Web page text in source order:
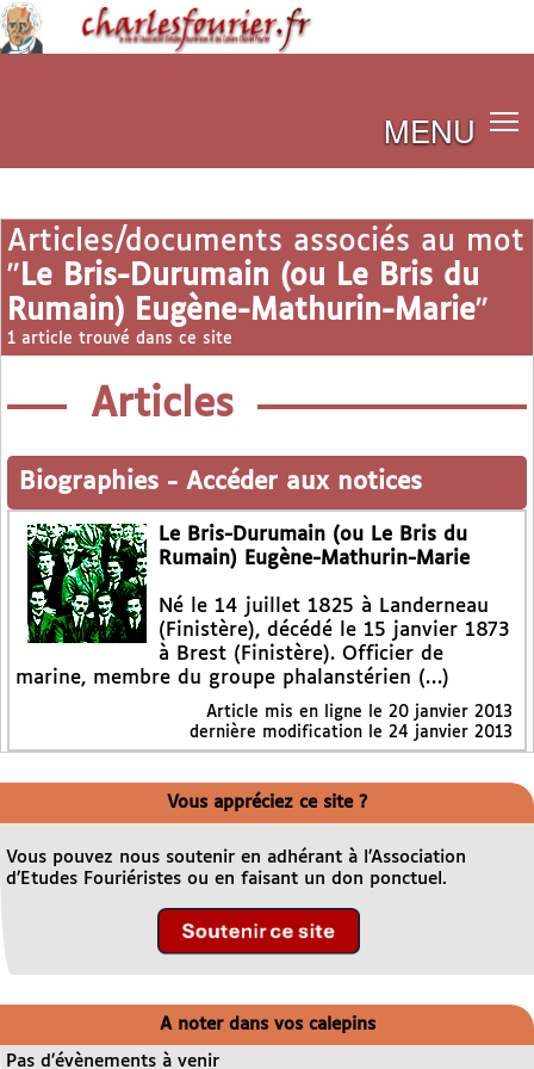
MENU
Articles/documents associés au mot
" Le Bris-Durumain (ou Le Bris du
Rumain) Eugène-Mathurin-Marie"
1 article trouvé dans ce site
Articles
Biographies - Accéder aux notices
Le Bris-Durumain (ou Le Bris du
Rumain) Eugène-Mathurin-Marie
Né le 14 juillet 1825 à Landerneau
(Finistère), décédé le 15 janvier 1873
à Brest (Finistère). Officier de
marine, membre du groupe phalanstérien (…)
Article mis en ligne le 20 janvier 2013
dernière modification le 24 janvier 2013
Vous appréciez ce site ?
Vous pouvez nous soutenir en adhérant à l’Association
d’Etudes Fouriéristes ou en faisant un don ponctuel.
A noter dans vos calepins
Pas d’évènements à venir